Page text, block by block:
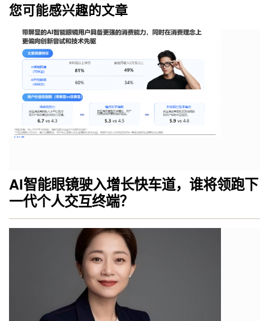
您可能感兴趣的文章
AI智能眼镜驶入增长快车道，谁将领跑下
一代个人交互终端？